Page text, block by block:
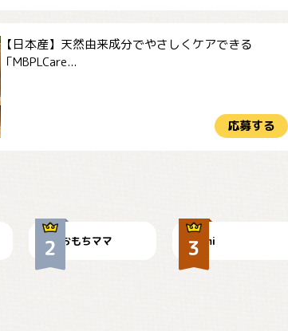
【日本産】天然由来成分でやさしくケアできる
「MBPLCare...
応募する
おもちママ mi